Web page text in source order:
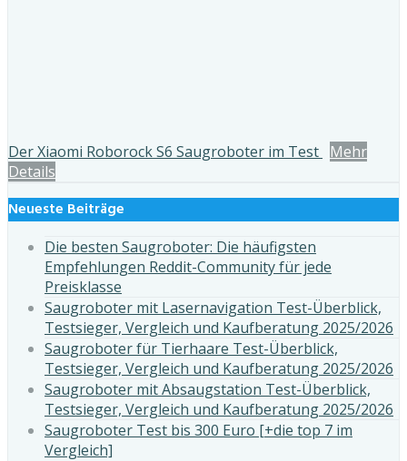
Der Xiaomi Roborock S6 Saugroboter im Test Mehr
Details
Neueste Beiträge
Die besten Saugroboter: Die häufigsten
Empfehlungen Reddit-Community für jede
Preisklasse
Saugroboter mit Lasernavigation Test-Überblick,
Testsieger, Vergleich und Kaufberatung 2025/2026
Saugroboter für Tierhaare Test-Überblick,
Testsieger, Vergleich und Kaufberatung 2025/2026
Saugroboter mit Absaugstation Test-Überblick,
Testsieger, Vergleich und Kaufberatung 2025/2026
Saugroboter Test bis 300 Euro [+die top 7 im
Vergleich]